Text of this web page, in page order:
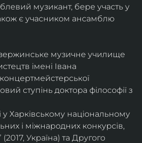
музикант, бере участь у
є учасником ансамблю
музичне училище
імені Івана
ступінь доктора філософії з
Харківському національному
і міжнародних конкурсів,
Україна) та Другого